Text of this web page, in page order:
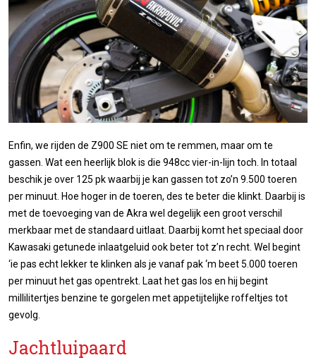
Enfin, we rijden de Z900 SE niet om te remmen, maar om te
gassen. Wat een heerlijk blok is die 948cc vier-in-lijn toch. In totaal
beschik je over 125 pk waarbij je kan gassen tot zo’n 9.500 toeren
per minuut. Hoe hoger in de toeren, des te beter die klinkt. Daarbij is
met de toevoeging van de Akra wel degelijk een groot verschil
merkbaar met de standaard uitlaat. Daarbij komt het speciaal door
Kawasaki getunede inlaatgeluid ook beter tot z’n recht. Wel begint
‘ie pas echt lekker te klinken als je vanaf pak ‘m beet 5.000 toeren
per minuut het gas opentrekt. Laat het gas los en hij begint
millilitertjes benzine te gorgelen met appetijtelijke roffeltjes tot
gevolg.
Jachtluipaard